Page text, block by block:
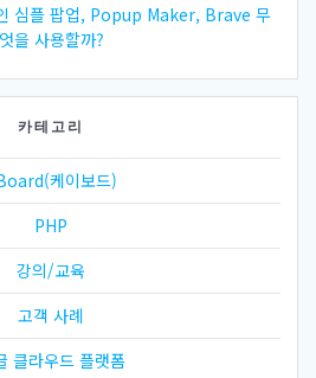
심플 팝업, Popup Maker, Brave 무
엇을 사용할까?
카테고리
케이보드)
PHP
강의/교육
고객 사례
클라우드 플랫폼